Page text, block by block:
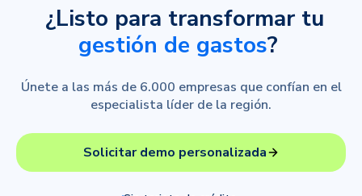
¿Listo para transformar tu
gestión de gastos?
Únete a las más de 6.000 empresas que confían en el
especialista líder de la región.
Solicitar demo personalizada